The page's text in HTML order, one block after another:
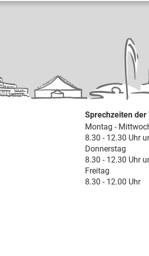
Sprechzeiten der
Montag -
8.30 - 12.30 Uhr
Donnerstag
8.30 - 12.30 Uhr
Freitag
8.30 - 12.00 Uhr